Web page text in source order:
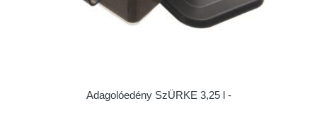
Adagolóedény SzÜRKE 3,25 l -